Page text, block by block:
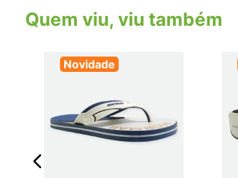
Quem viu, viu também
Novidade